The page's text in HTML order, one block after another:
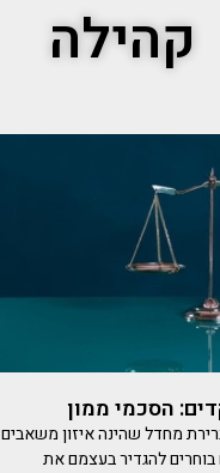
קהילה
הסכמי ממון
מחדל שהינה איזון משאבים
בוחרים להגדיר בעצמם את